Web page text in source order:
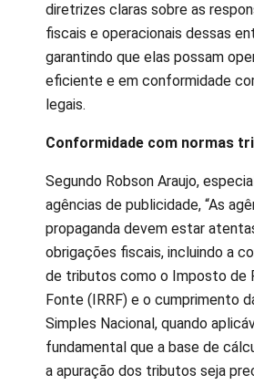
diretrizes claras sobre as
fiscais e operacionais dessas
garantindo que elas possam
eficiente e em conformidade
legais.
Conformidade com normas
Segundo Robson Araujo,
agências de publicidade, “As
propaganda devem estar
obrigações fiscais, incluindo a
de tributos como o Imposto de
Fonte (IRRF) e o cumprimento
Simples Nacional, quando
fundamental que a base de
a apuração dos tributos seja